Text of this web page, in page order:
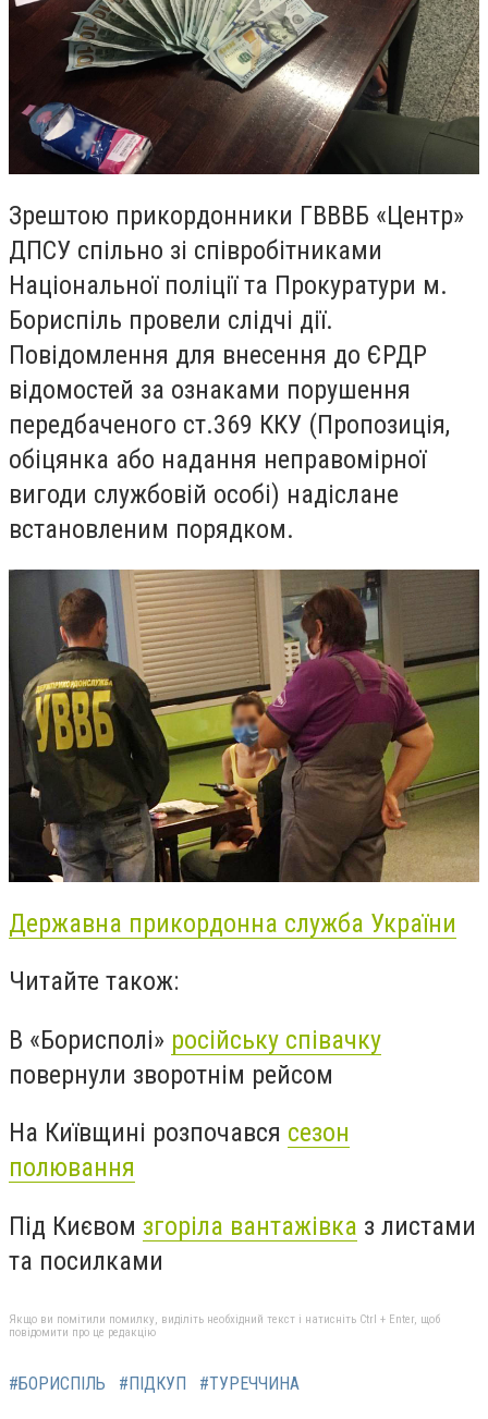
Зрештою прикордонники ГВВВБ «Центр»
ДПСУ спільно зі співробітниками
Національної поліції та Прокуратури м.
Бориспіль провели слідчі дії.
Повідомлення для внесення до ЄРДР
відомостей за ознаками порушення
передбаченого ст.369 ККУ (Пропозиція,
обіцянка або надання неправомірної
вигоди службовій особі) надіслане
встановленим порядком.
Державна прикордонна служба України
Читайте також:
В «Борисполі» російську співачку
повернули зворотнім рейсом
На Київщині розпочався сезон
полювання
Під Києвом згоріла вантажівка з листами
та посилками
Якщо ви помітили помилку, виділіть необхідний текст і натисніть Ctrl + Enter, щоб
повідомити про це редакцію
#БОРИСПІЛЬ #ПІДКУП #ТУРЕЧЧИНА